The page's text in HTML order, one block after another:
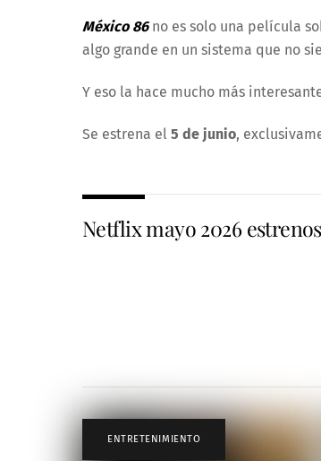
México 86no es solo una película
algo grande en un sistema que no
Y eso la hace mucho más
Se estrena el 5 de junio,
Netflix mayo 2026
ENTRETENIMIENTO